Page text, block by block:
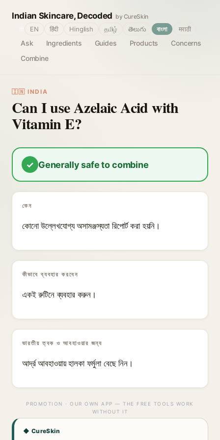
Indian Skincare, Decoded by CureSkin
Ask Ingredients Guides Products
Concerns
Combine
EN हिंदी Hinglish தமிழ் తెలుగు বাংলা मराठी
🇮🇳 INDIA
Can I use Azelaic Acid with
Vitamin E?
✓ Generally safe to combine
কেন
কোনো উল্লেখযোগ্য অসামঞ্জস্যতা রিপোর্ট করা হয়নি।
কীভাবে ব্যবহার করবেন
একই রুটিনে ব্যবহার করুন।
ভারতীয় ত্বক ও আবহাওয়ার জন্য
আর্দ্র আবহাওয়ায় হালকা ফর্মুলা বেছে নিন।
PROMOTION · OUR OWN APP — THE FREE TOOLS WORK
WITHOUT IT
◆ CureSkin